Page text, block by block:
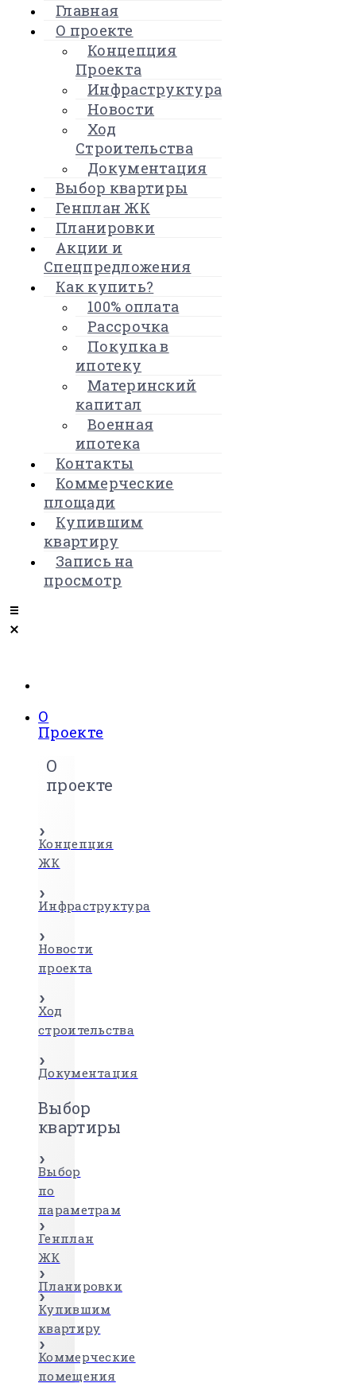
Главная
О проекте
Концепция
Проекта
Инфраструктура
Новости
Ход
Строительства
Документация
Выбор квартиры
Генплан ЖК
Планировки
Акции и
Спецпредложения
Как купить?
100% оплата
Рассрочка
Покупка в
ипотеку
Материнский
капитал
Военная
ипотека
Контакты
Коммерческие
площади
Купившим
квартиру
Запись на
просмотр
О
Проекте
О
проекте
Концепция
ЖК
Инфраструктура
Новости
проекта
Ход
строительства
Документация
Выбор
квартиры
Выбор
по
параметрам
Генплан
ЖК
Планировки
Купившим
квартиру
Коммерческие
помещения